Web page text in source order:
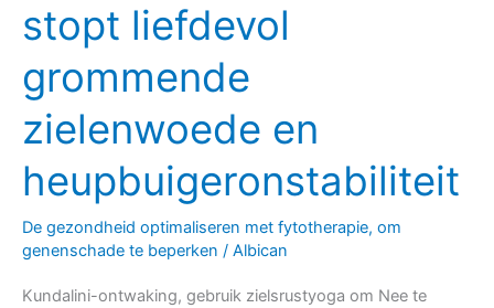
stopt liefdevol
grommende
zielenwoede en
heupbuigeronstabiliteit
De gezondheid optimaliseren met fytotherapie, om
genenschade te beperken / Albican
Kundalini-ontwaking, gebruik zielsrustyoga om Nee te
inzicht,
stopt
liefdevol
grommende
en